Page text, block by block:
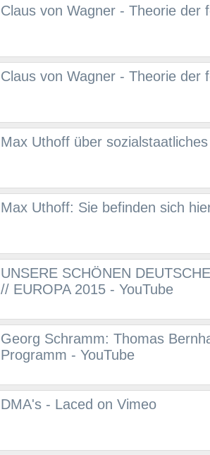
Claus von Wagner - Theorie der
Claus von Wagner - Theorie der
Max Uthoff über
Max Uthoff: Sie befinden sich
UNSERE SCHÖNEN
// EUROPA 2015 - YouTube
Georg Schramm: Thomas
Programm - YouTube
DMA's - Laced on Vimeo